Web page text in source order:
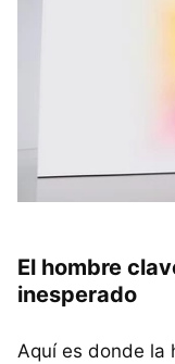
El hombre
inesperado
Aquí es donde la